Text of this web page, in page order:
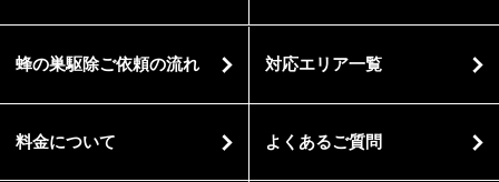
蜂の巣駆除ご依頼の流れ 対応エリア一覧
料金について よくあるご質問